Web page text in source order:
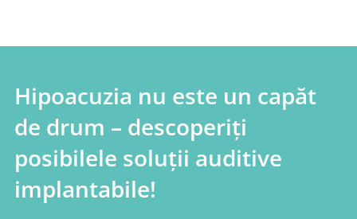
Hipoacuzia nu este un capăt
de drum – descoperiți
posibilele soluții auditive
implantabile!